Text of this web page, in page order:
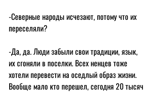
-Северные народы исчезают, потому что их
переселяли?
-Да, да. Люди забыли свои традиции, язык,
их сгоняли в поселки. Всех ненцев тоже
хотели перевести на оседлый образ жизни.
Вообще мало кто перешел, сегодня 20 тысяч